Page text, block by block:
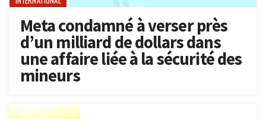
Meta condamné à verser près
d’un milliard de dollars dans
une affaire liée à la sécurité des
mineurs